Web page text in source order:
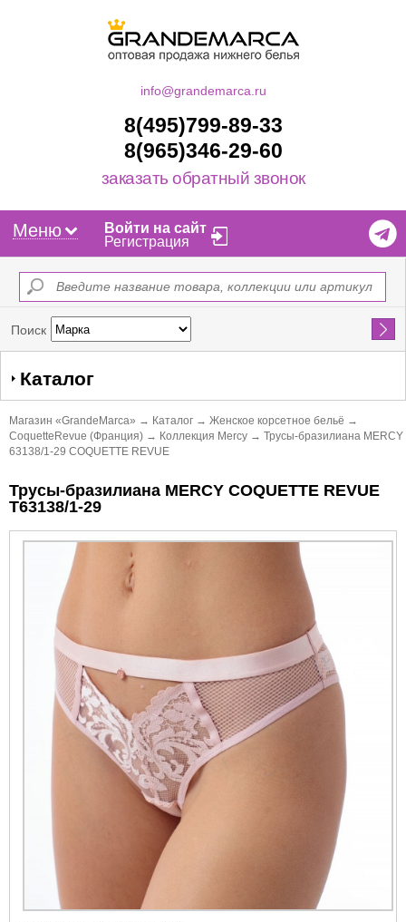
info@grandemarca.ru
8(495)799-89-33
8(965)346-29-60
заказать обратный звонок
Меню
Войти на сайт
Регистрация
Поиск Найти
Каталог
Магазин «GrandeMarca» → Каталог → Женское корсетное бельё →
CoquetteRevue (Франция) → Коллекция Mercy → Трусы-бразилиана MERCY
63138/1-29 COQUETTE REVUE
Трусы-бразилиана MERCY COQUETTE REVUE
Т63138/1-29